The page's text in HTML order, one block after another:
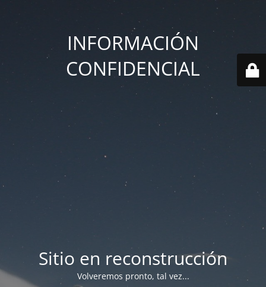
INFORMACIÓN
CONFIDENCIAL
Sitio en reconstrucción
Volveremos pronto, tal vez...